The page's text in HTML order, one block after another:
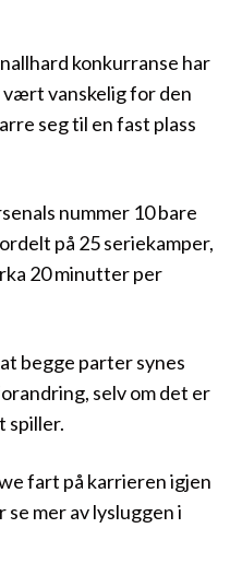
konkurranse har
vanskelig for den
seg til en fast plass
nummer 10 bare
på 25 seriekamper,
20 minutter per
begge parter synes
selv om det er
spiller.
fart på karrieren igjen
se mer av lysluggen i